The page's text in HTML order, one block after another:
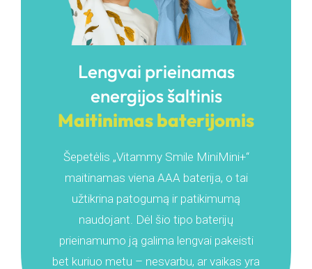
Lengvai prieinamas
energijos šaltinis
Maitinimas baterijomis
Šepetėlis „Vitammy Smile MiniMini+“
maitinamas viena AAA baterija, o tai
užtikrina patogumą ir patikimumą
naudojant. Dėl šio tipo baterijų
prieinamumo ją galima lengvai pakeisti
bet kuriuo metu – nesvarbu, ar vaikas yra